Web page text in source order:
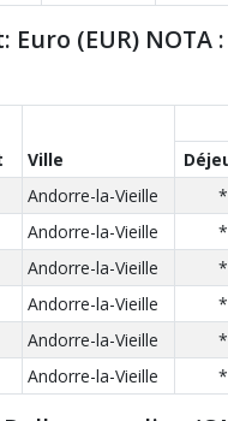
(EUR) NOTA
Ville
Andorre-la-Vieille *
Andorre-la-Vieille *
Andorre-la-Vieille *
Andorre-la-Vieille *
Andorre-la-Vieille *
Andorre-la-Vieille *